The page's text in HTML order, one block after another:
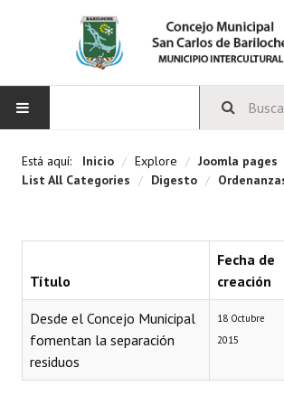
Bloques Políticos
Integrantes del Concejo
Comisiones Permanentes
Comisiones Especiales
Está aquí: Inicio / Explore / Joomla pages
List All Categories / Digesto /
Título
Fecha de
creación
Desde el Concejo Municipal
fomentan la separación
residuos
18 Octubre
2015